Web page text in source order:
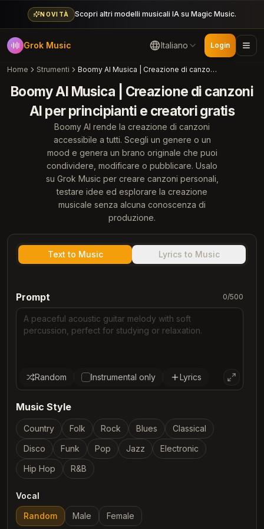
NOVITÀ Scopri altri modelli musicali IA su Magic Music.
Grok Music Italiano Login
Home Strumenti Boomy AI Musica | Creazione di canzoni AI per principianti e creatori gratis
Boomy AI Musica | Creazione di canzoni
AI per principianti e creatori gratis
Boomy AI rende la creazione di canzoni
accessibile a tutti. Scegli un genere o un
mood e genera un brano originale che puoi
condividere, modificare o pubblicare. Usalo
su Grok Music per creare canzoni personali,
testare idee ed esplorare la creazione
musicale senza alcuna conoscenza di
produzione.
Text to Music Lyrics to Music
Prompt 0/500
Random Instrumental only Lyrics
Music Style
Country Folk Rock Blues
Classical
Disco
Funk Pop Jazz
Electronic
Hip Hop
R&B
Vocal
Random
Male Female